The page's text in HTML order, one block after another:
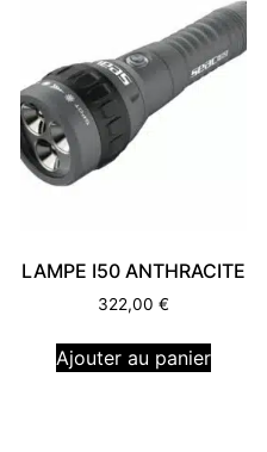
LAMPE I50 ANTHRACITE
322,00 €
Ajouter au panier